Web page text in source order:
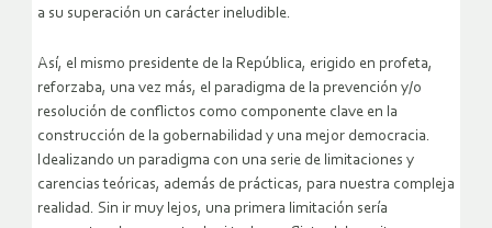
a su superación un carácter ineludible.
Así, el mismo presidente de la República, erigido en profeta,
reforzaba, una vez más, el paradigma de la prevención y/o
resolución de conflictos como componente clave en la
construcción de la gobernabilidad y una mejor democracia.
Idealizando un paradigma con una serie de limitaciones y
carencias teóricas, además de prácticas, para nuestra compleja
realidad. Sin ir muy lejos, una primera limitación sería